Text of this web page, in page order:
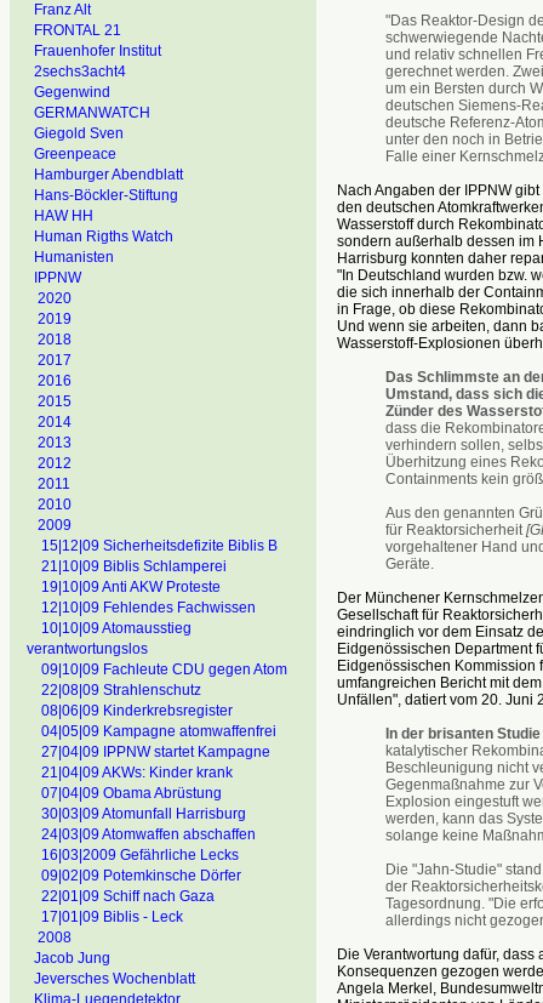
Franz Alt
FRONTAL 21
Frauenhofer Institut
2sechs3acht4
Gegenwind
GERMANWATCH
Giegold Sven
Greenpeace
Hamburger Abendblatt
Hans-Böckler-Stiftung
HAW HH
Human Rigths Watch
Humanisten
IPPNW
2020
2019
2018
2017
2016
2015
2014
2013
2012
2011
2010
2009
15|12|09 Sicherheitsdefizite Biblis B
21|10|09 Biblis Schlamperei
19|10|09 Anti AKW Proteste
12|10|09 Fehlendes Fachwissen
10|10|09 Atomausstieg
verantwortungslos
09|10|09 Fachleute CDU gegen Atom
22|08|09 Strahlenschutz
08|06|09 Kinderkrebsregister
04|05|09 Kampagne atomwaffenfrei
27|04|09 IPPNW startet Kampagne
21|04|09 AKWs: Kinder krank
07|04|09 Obama Abrüstung
30|03|09 Atomunfall Harrisburg
24|03|09 Atomwaffen abschaffen
16|03|2009 Gefährliche Lecks
09|02|09 Potemkinsche Dörfer
22|01|09 Schiff nach Gaza
17|01|09 Biblis - Leck
2008
Jacob Jung
Jeversches Wochenblatt
Klima-Luegendetektor
"Das Reaktor-Design
schwerwiegende
und relativ schnellen
gerechnet werden.
um ein Bersten durch
deutschen Siemens-
deutsche Referenz-
unter den noch in
Falle einer
Nach Angaben der IPPNW
den deutschen
Wasserstoff durch
sondern außerhalb dessen im
Harrisburg konnten daher
"In Deutschland wurden bzw.
die sich innerhalb der
in Frage, ob diese
Und wenn sie arbeiten, dann
Wasserstoff-Explosionen
Das Schlimmste an
Umstand, dass sich
Zünder des
dass die
verhindern sollen,
Überhitzung eines
Containments kein
Aus den genannten
für Reaktorsicherheit
vorgehaltener Hand
Geräte.
Der Münchener
Gesellschaft für
eindringlich vor dem Einsatz
Eidgenössischen Department
Eidgenössischen
umfangreichen Bericht mit
Unfällen", datiert vom 20. Juni
In der brisanten
katalytischer
Beschleunigung nicht
Gegenmaßnahme zur
Explosion eingestuft
werden, kann das
solange keine
Die "Jahn-Studie"
der
Tagesordnung. "Die
allerdings nicht
Die Verantwortung dafür,
Konsequenzen gezogen
Angela Merkel,